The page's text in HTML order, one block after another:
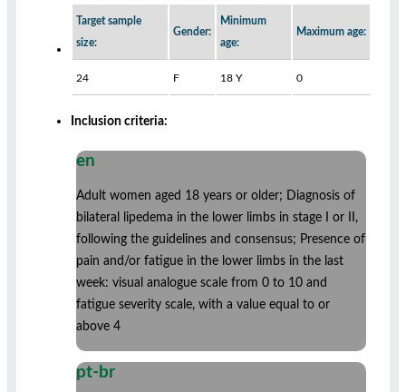
Target sample
size:
Gender:
Minimum
age:
Maximum age:
24 F 18 Y 0
Inclusion criteria:
en
Adult women aged 18 years or older; Diagnosis of
bilateral lipedema in the lower limbs in stage I or II,
following the guidelines and consensus; Presence of
pain and/or fatigue in the lower limbs in the last
week: visual analogue scale from 0 to 10 and
fatigue severity scale, with a value equal to or
above 4
pt-br